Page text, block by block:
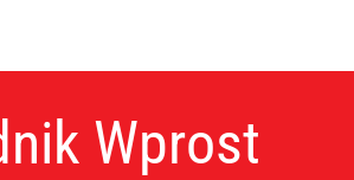
Wprost